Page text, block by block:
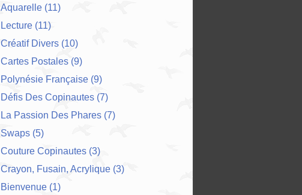
Aquarelle (11)
Lecture (11)
Créatif Divers (10)
Cartes Postales (9)
Polynésie Française (9)
Défis Des Copinautes (7)
La Passion Des Phares (7)
Swaps (5)
Couture Copinautes (3)
Crayon, Fusain, Acrylique (3)
Bienvenue (1)